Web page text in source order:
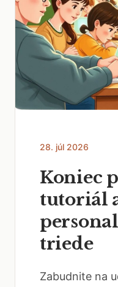
28. júl 2026
Koniec
tutoriál
triede
Zabudnite na